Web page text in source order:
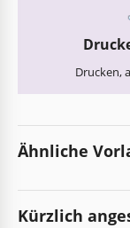
Drucken,
Ähnliche
Kürzlich